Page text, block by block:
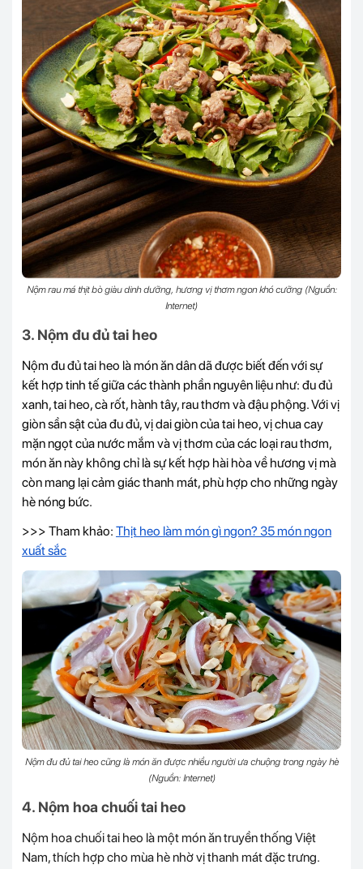
Nộm rau má thịt bò giàu dinh dưỡng, hương vị thơm ngon khó cưỡng (Nguồn:
Internet)
3. Nộm đu đủ tai heo
Nộm đu đủ tai heo là món ăn dân dã được biết đến với sự
kết hợp tinh tế giữa các thành phần nguyên liệu như: đu đủ
xanh, tai heo, cà rốt, hành tây, rau thơm và đậu phộng. Với vị
giòn sần sật của đu đủ, vị dai giòn của tai heo, vị chua cay
mặn ngọt của nước mắm và vị thơm của các loại rau thơm,
món ăn này không chỉ là sự kết hợp hài hòa về hương vị mà
còn mang lại cảm giác thanh mát, phù hợp cho những ngày
hè nóng bức.
>>> Tham khảo: Thịt heo làm món gì ngon? 35 món ngon
xuất sắc
Nộm đu đủ tai heo cũng là món ăn được nhiều người ưa chuộng trong ngày hè
(Nguồn: Internet)
4. Nộm hoa chuối tai heo
Nộm hoa chuối tai heo là một món ăn truyền thống Việt
Nam, thích hợp cho mùa hè nhờ vị thanh mát đặc trưng.